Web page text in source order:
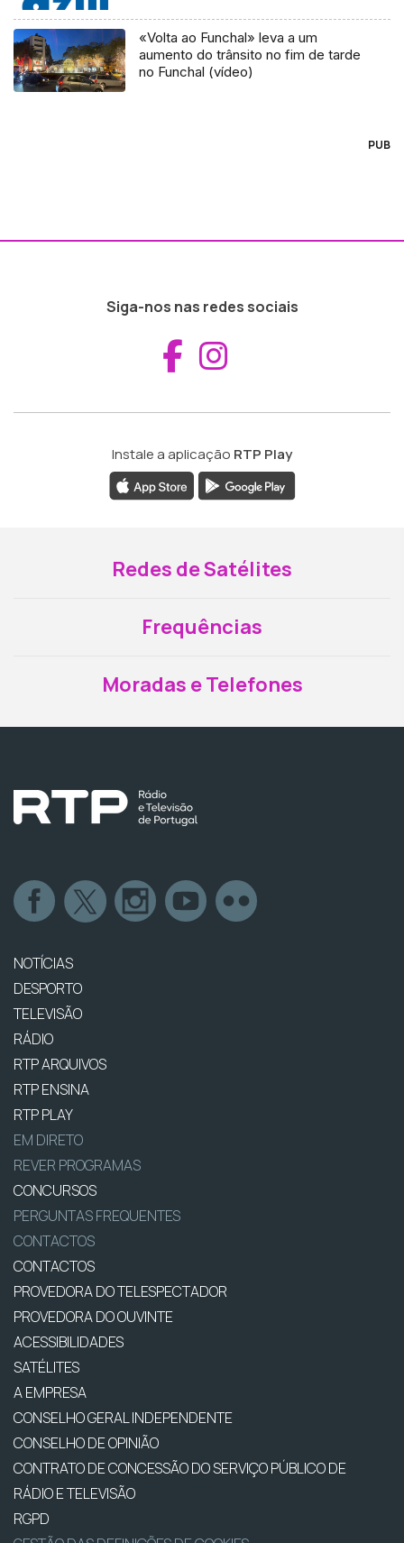
«Volta ao Funchal» leva a um
aumento do trânsito no fim de tarde
no Funchal (vídeo)
PUB
Siga-nos nas redes sociais
Aceder ao
Instale a aplicação RTP Play
Redes de Satélites
Frequências
Moradas e Telefones
NOTÍCIAS
DESPORTO
TELEVISÃO
RÁDIO
RTP ARQUIVOS
RTP ENSINA
RTP PLAY
EM DIRETO
REVER PROGRAMAS
CONCURSOS
PERGUNTAS FREQUENTES
CONTACTOS
CONTACTOS
PROVEDORA DO TELESPECTADOR
PROVEDORA DO OUVINTE
ACESSIBILIDADES
SATÉLITES
A EMPRESA
CONSELHO GERAL INDEPENDENTE
CONSELHO DE OPINIÃO
CONTRATO DE CONCESSÃO DO SERVIÇO PÚBLICO DE
RÁDIO E TELEVISÃO
RGPD